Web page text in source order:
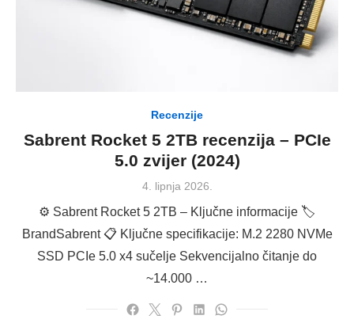
Recenzije
Sabrent Rocket 5 2TB recenzija – PCIe
5.0 zvijer (2024)
Posted
4. lipnja 2026.
⚙️ Sabrent Rocket 5 2TB – Ključne informacije 🏷
BrandSabrent 📋 Ključne specifikacije: M.2 2280 NVMe
SSD PCIe 5.0 x4 sučelje Sekvencijalno čitanje do
~14.000 …